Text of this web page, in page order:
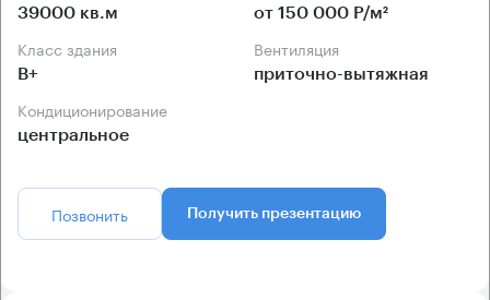
39000 кв.м от 150 000 Р/м²
Класс здания
B+
Вентиляция
приточно-вытяжная
Кондиционирование
центральное
Позвонить Получить презентацию